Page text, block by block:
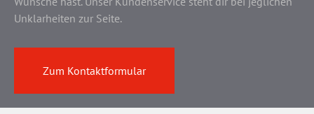
Unklarheiten zur Seite.
Zum Kontaktformular